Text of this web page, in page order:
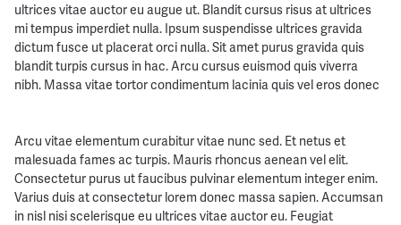
ultrices vitae auctor eu augue ut. Blandit cursus risus at ultrices
mi tempus imperdiet nulla. Ipsum suspendisse ultrices gravida
dictum fusce ut placerat orci nulla. Sit amet purus gravida quis
blandit turpis cursus in hac. Arcu cursus euismod quis viverra
nibh. Massa vitae tortor condimentum lacinia quis vel eros donec
Arcu vitae elementum curabitur vitae nunc sed. Et netus et
malesuada fames ac turpis. Mauris rhoncus aenean vel elit.
Consectetur purus ut faucibus pulvinar elementum integer enim.
Varius duis at consectetur lorem donec massa sapien. Accumsan
in nisl nisi scelerisque eu ultrices vitae auctor eu. Feugiat